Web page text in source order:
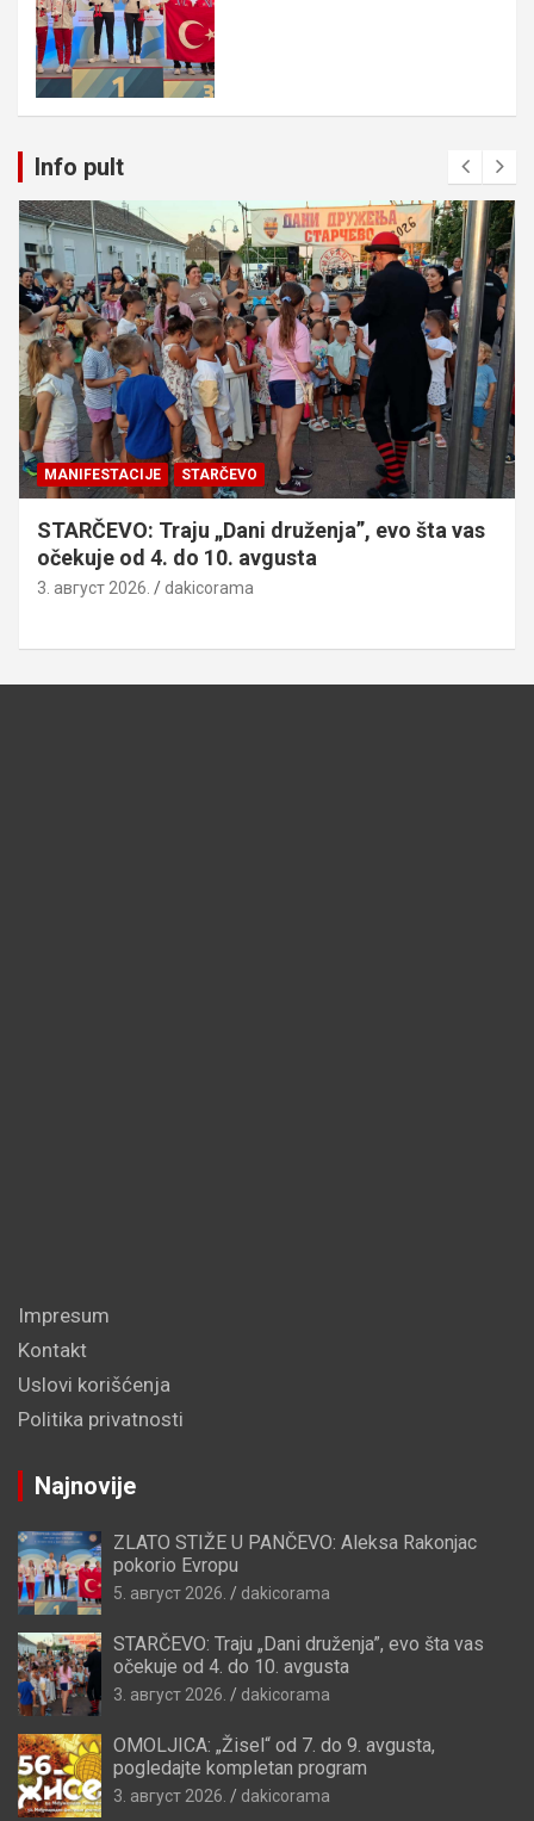
Info pult
MANIFESTACIJE STARČEVO
STARČEVO: Traju „Dani druženja”, evo šta vas
očekuje od 4. do 10. avgusta
3. август 2026. dakicorama
Impresum
Kontakt
Uslovi korišćenja
Politika privatnosti
Najnovije
ZLATO STIŽE U PANČEVO: Aleksa Rakonjac
pokorio Evropu
5. август 2026. dakicorama
STARČEVO: Traju „Dani druženja”, evo šta vas
očekuje od 4. do 10. avgusta
3. август 2026. dakicorama
OMOLJICA: „Žisel“ od 7. do 9. avgusta,
pogledajte kompletan program
3. август 2026. dakicorama